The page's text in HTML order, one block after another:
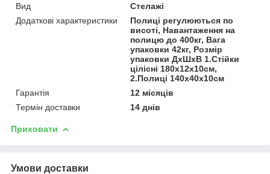
Вид
Стелажі
Додаткові характеристики
Полиці регулюються по
висоті, Навантаження на
полицю до 400кг, Вага
упаковки 42кг, Розмір
упаковки ДхШхВ 1.Стійки
цілісні 180х12х10см,
2.Полиці 140х40х10см
Гарантія
12 місяців
Термін доставки
14 днів
Приховати
Умови доставки